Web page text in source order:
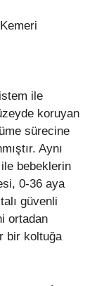
ile
koruyan
sürecine
Aynı
bebeklerin
0-36 aya
güvenli
ortadan
bir koltuğa